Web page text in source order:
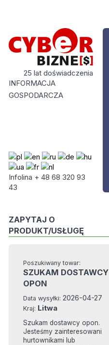
25 lat doświadczenia
INFORMACJA
GOSPODARCZA
Infolina + 48 68 320 93
43
ZAPYTAJ O
PRODUKT/USŁUGĘ
Poszukiwany towar:
SZUKAM DOSTAWCY
OPON
Data wysyłki: 2026-04-27
Kraj: Litwa
Szukam dostawcy opon.
Jesteśmy zainteresowani
hurtownikami lub